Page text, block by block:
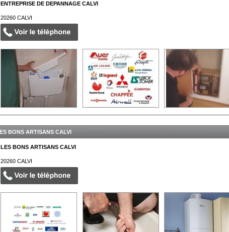
ENTREPRISE DE DEPANNAGE CALVI
20260CALVI
BONS ARTISANS CALVI
LES BONS ARTISANS CALVI
20260CALVI